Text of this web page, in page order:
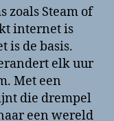
zoals Steam of
internet is
is de basis.
elk uur
Met een
die drempel
een wereld